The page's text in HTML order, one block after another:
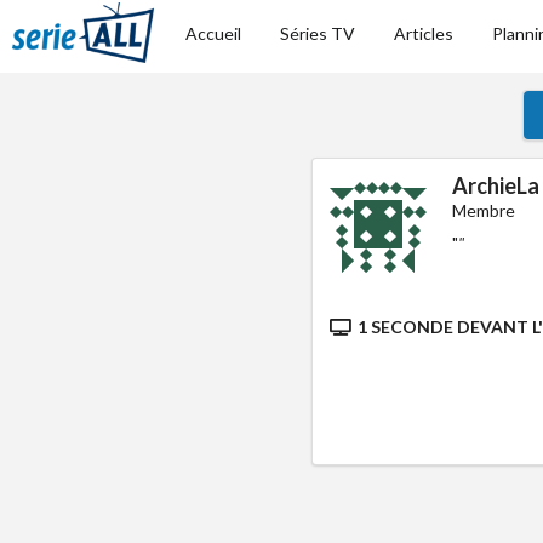
Accueil Séries TV Articles
ArchieLa
Membre
""
1 SECONDE DEVANT